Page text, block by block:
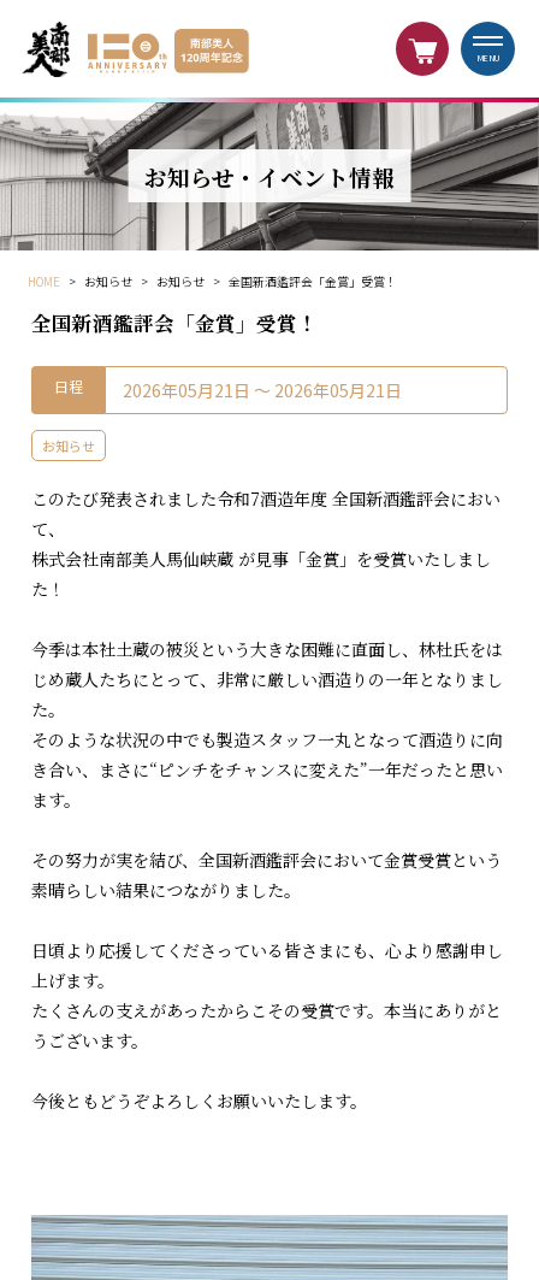
MENU
お知らせ・イベント情報
HOME > お知らせ > お知らせ > 全国新酒鑑評会「金賞」受賞！
全国新酒鑑評会「金賞」受賞！
日程 2026年05月21日 〜 2026年05月21日
お知らせ
このたび発表されました令和7酒造年度 全国新酒鑑評会におい
て、
株式会社南部美人馬仙峡蔵 が見事「金賞」を受賞いたしまし
た！
今季は本社土蔵の被災という大きな困難に直面し、林杜氏をは
じめ蔵人たちにとって、非常に厳しい酒造りの一年となりまし
た。
そのような状況の中でも製造スタッフ一丸となって酒造りに向
き合い、まさに“ピンチをチャンスに変えた”一年だったと思い
ます。
その努力が実を結び、全国新酒鑑評会において金賞受賞という
素晴らしい結果につながりました。
日頃より応援してくださっている皆さまにも、心より感謝申し
上げます。
たくさんの支えがあったからこその受賞です。本当にありがと
うございます。
今後ともどうぞよろしくお願いいたします。